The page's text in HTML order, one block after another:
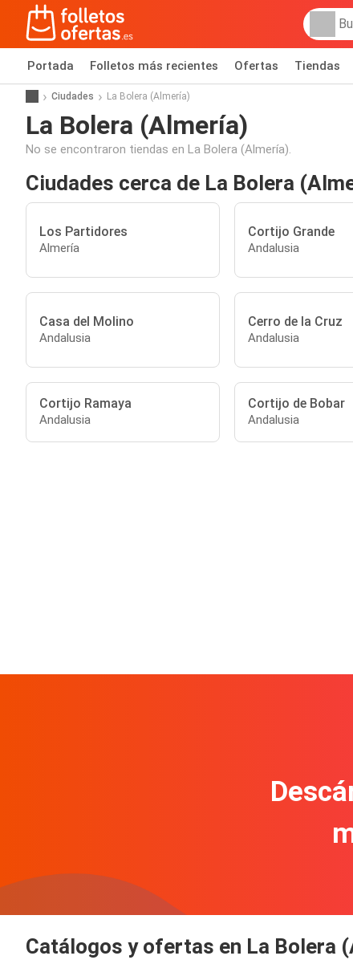
Portada Folletos más recientes Ofertas Tiendas
Ciudades La Bolera (Almería)
La Bolera (Almería)
No se encontraron tiendas en La Bolera (Almería).
Ciudades cerca de La Bolera
Los Partidores
Almería
Cortijo Grande
Andalusia
Casa del Molino
Andalusia
Cerro de la Cruz
Andalusia
Cortijo Ramaya
Andalusia
Cortijo de Bobar
Andalusia
Catálogos y ofertas en La Bolera